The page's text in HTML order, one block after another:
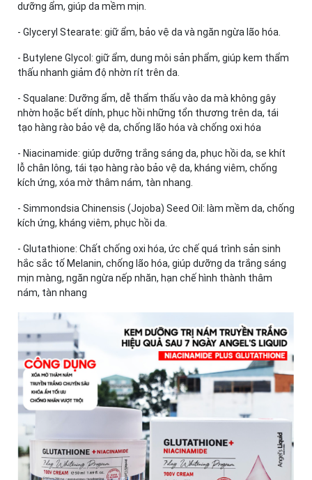
dưỡng ẩm, giúp da mềm mịn.
- Glyceryl Stearate: giữ ẩm, bảo vệ da và ngăn ngừa lão hóa.
- Butylene Glycol: giữ ẩm, dung môi sản phẩm, giúp kem thẩm
thấu nhanh giảm độ nhờn rít trên da.
- Squalane: Dưỡng ẩm, dễ thẩm thấu vào da mà không gây
nhờn hoặc bết dính, phục hồi những tổn thương trên da, tái
tạo hàng rào bảo vệ da, chống lão hóa và chống oxi hóa
- Niacinamide: giúp dưỡng trắng sáng da, phục hồi da, se khít
lỗ chân lông, tái tạo hàng rào bảo vệ da, kháng viêm, chống
kích ứng, xóa mờ thâm nám, tàn nhang.
- Simmondsia Chinensis (Jojoba) Seed Oil: làm mềm da, chống
kích ứng, kháng viêm, phục hồi da.
- Glutathione: Chất chống oxi hóa, ức chế quá trình sản sinh
hắc sắc tố Melanin, chống lão hóa, giúp dưỡng da trắng sáng
mịn màng, ngăn ngừa nếp nhăn, hạn chế hình thành thâm
nám, tàn nhang